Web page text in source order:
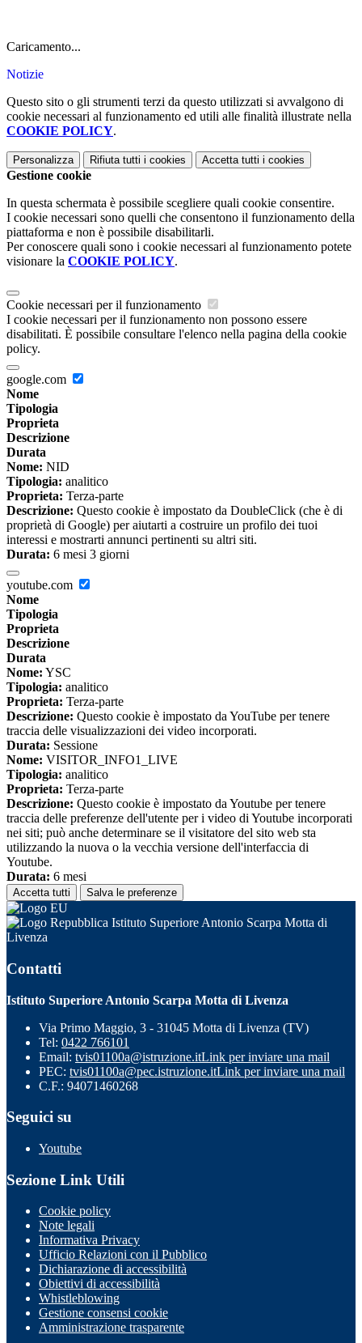
Caricamento...
Notizie
Questo sito o gli strumenti terzi da questo utilizzati si avvalgono di
cookie necessari al funzionamento ed utili alle finalità illustrate nella
COOKIE POLICY.
Personalizza Rifiuta tutti i cookies Accetta tutti i cookies
Gestione cookie
In questa schermata è possibile scegliere quali cookie consentire.
I cookie necessari sono quelli che consentono il funzionamento della
piattaforma e non è possibile disabilitarli.
Per conoscere quali sono i cookie necessari al funzionamento potete
visionare la COOKIE POLICY.
Cookie necessari per il funzionamento
I cookie necessari per il funzionamento non possono essere
disabilitati. È possibile consultare l'elenco nella pagina della cookie
policy.
google.com
Nome
Tipologia
Proprieta
Descrizione
Durata
Nome: NID
Tipologia: analitico
Proprieta: Terza-parte
Descrizione: Questo cookie è impostato da DoubleClick (che è di
proprietà di Google) per aiutarti a costruire un profilo dei tuoi
interessi e mostrarti annunci pertinenti su altri siti.
Durata: 6 mesi 3 giorni
youtube.com
Nome
Tipologia
Proprieta
Descrizione
Durata
Nome: YSC
Tipologia: analitico
Proprieta: Terza-parte
Descrizione: Questo cookie è impostato da YouTube per tenere
traccia delle visualizzazioni dei video incorporati.
Durata: Sessione
Nome: VISITOR_INFO1_LIVE
Tipologia: analitico
Proprieta: Terza-parte
Descrizione: Questo cookie è impostato da Youtube per tenere
traccia delle preferenze dell'utente per i video di Youtube incorporati
nei siti; può anche determinare se il visitatore del sito web sta
utilizzando la nuova o la vecchia versione dell'interfaccia di
Youtube.
Durata: 6 mesi
Accetta tutti Salva le preferenze
Istituto Superiore Antonio Scarpa Motta di
Livenza
Contatti
Istituto Superiore Antonio Scarpa Motta di Livenza
Via Primo Maggio, 3 - 31045 Motta di Livenza (TV)
Tel: 0422 766101
Email: tvis01100a@istruzione.itLink per inviare una mail
PEC: tvis01100a@pec.istruzione.itLink per inviare una mail
C.F.: 94071460268
Seguici su
Youtube
Sezione Link Utili
Cookie policy
Note legali
Informativa Privacy
Ufficio Relazioni con il Pubblico
Dichiarazione di accessibilità
Obiettivi di accessibilità
Whistleblowing
Gestione consensi cookie
Amministrazione trasparente